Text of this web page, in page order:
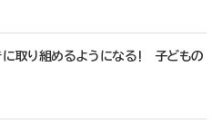
に取り組めるようになる! 子どもの